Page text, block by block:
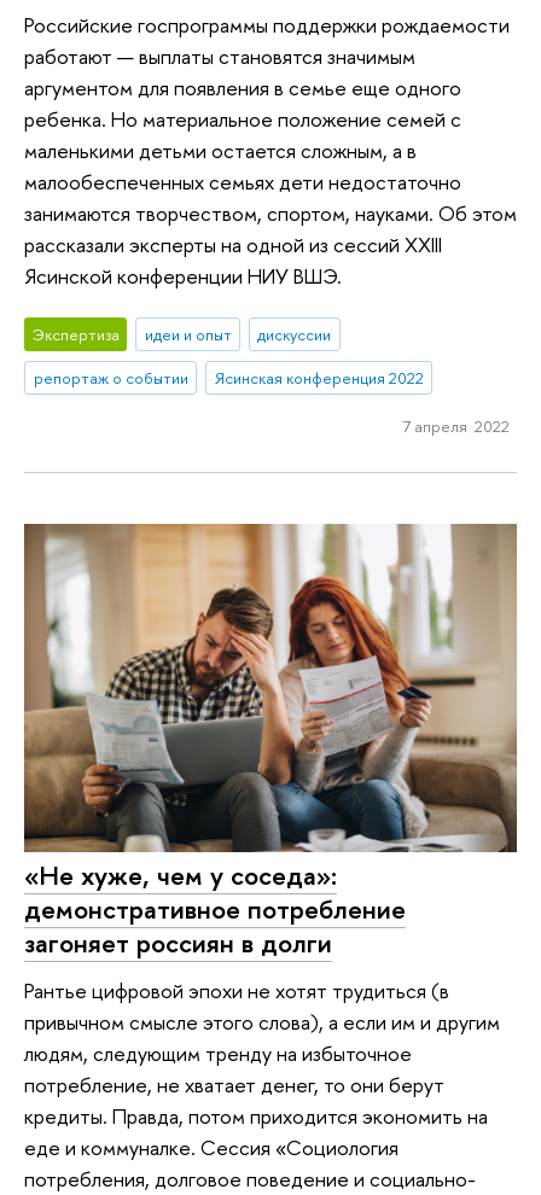
Российские госпрограммы поддержки рождаемости
работают — выплаты становятся значимым
аргументом для появления в семье еще одного
ребенка. Но материальное положение семей с
маленькими детьми остается сложным, а в
малообеспеченных семьях дети недостаточно
занимаются творчеством, спортом, науками. Об этом
рассказали эксперты на одной из сессий XXIII
Ясинской конференции НИУ ВШЭ.
Экспертиза идеи и опыт
дискуссии
репортаж о событии
Ясинская конференция 2022
7 апреля 2022
«Не хуже, чем у соседа»:
демонстративное потребление
загоняет россиян в долги
Рантье цифровой эпохи не хотят трудиться (в
привычном смысле этого слова), а если им и другим
людям, следующим тренду на избыточное
потребление, не хватает денег, то они берут
кредиты. Правда, потом приходится экономить на
еде и коммуналке. Сессия «Социология
потребления, долговое поведение и социально-